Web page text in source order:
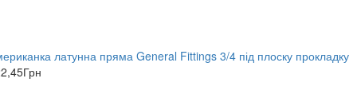
латунна пряма General Fittings 3/4 під плоску прокладку
Грн